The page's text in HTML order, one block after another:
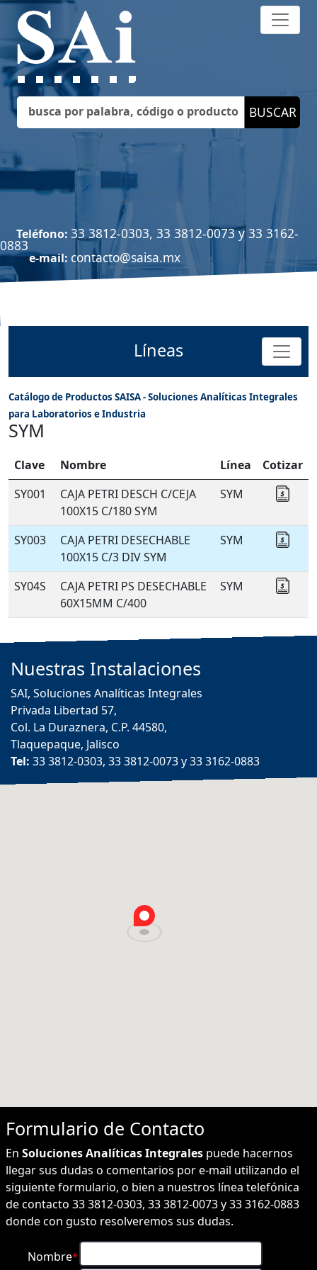
Teléfono: 33 3812-0303, 33 3812-0073 y 33 3162-
0883
e-mail: contacto@saisa.mx
Líneas
Catálogo de Productos SAISA - Soluciones Analíticas Integrales
para Laboratorios e Industria
SYM
Clave Nombre Línea
Cotizar
SY001
CAJA PETRI DESCH C/CEJA
100X15 C/180 SYM
SYM
SY003
CAJA PETRI DESECHABLE
100X15 C/3 DIV SYM
SYM
SY04S
CAJA PETRI PS DESECHABLE
60X15MM C/400
SYM
Nuestras Instalaciones
SAI, Soluciones Analíticas Integrales
Privada Libertad 57,
Col. La Duraznera, C.P. 44580,
Tlaquepaque, Jalisco
Tel: 33 3812-0303, 33 3812-0073 y 33 3162-0883
Formulario de Contacto
En Soluciones Analíticas Integrales puede hacernos
llegar sus dudas o comentarios por e-mail utilizando el
siguiente formulario, o bien a nuestros línea telefónica
de contacto 33 3812-0303, 33 3812-0073 y 33 3162-0883
donde con gusto resolveremos sus dudas.
Nombre*